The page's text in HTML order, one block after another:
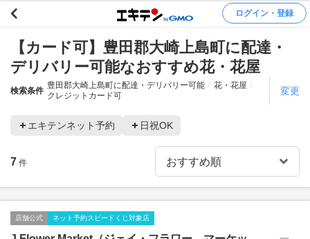
ログイン・登録
【カード可】豊田郡大崎上島町に配達・
デリバリー可能なおすすめ花・花屋
検索条件
豊田郡大崎上島町に配達・デリバリー可能
花・花屋
クレジットカード可
変更
エキテンネット予約 日祝OK
7 件
店舗公式 ネット予約スピードくじ対象店